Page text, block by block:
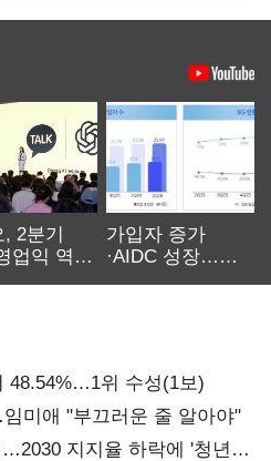
, 2분기
업익 역대
가입자 증가
·AIDC 성장…
48.54%…1위 수성(1보)
미애 "부끄러운 줄 알아야"
지지율 하락에 '청년